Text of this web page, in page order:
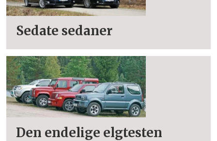
Sedate sedaner
Den endelige elgtesten